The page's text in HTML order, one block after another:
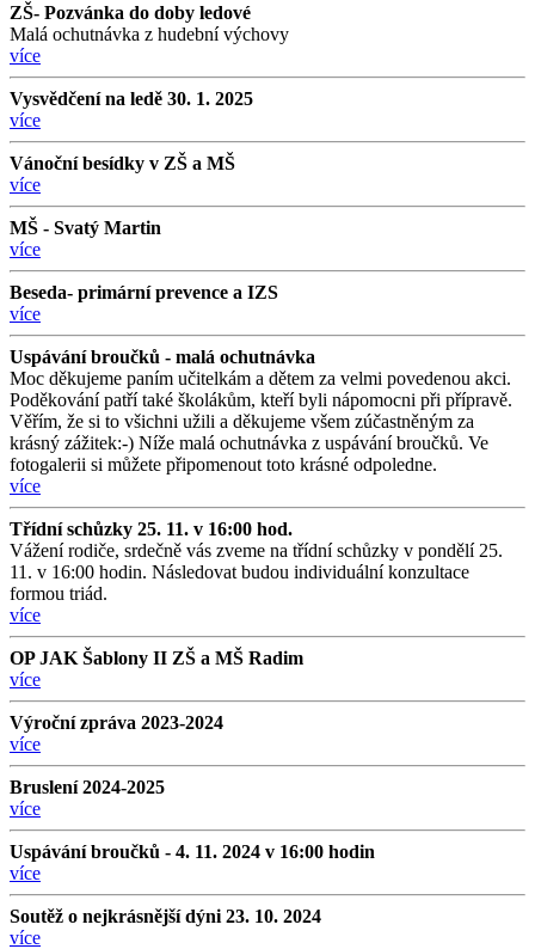
ZŠ- Pozvánka do doby ledové
Malá ochutnávka z hudební výchovy
více
Vysvědčení na ledě 30. 1. 2025
více
Vánoční besídky v ZŠ a MŠ
více
MŠ - Svatý Martin
více
Beseda- primární prevence a IZS
více
Uspávání broučků - malá ochutnávka
Moc děkujeme paním učitelkám a dětem za velmi povedenou akci.
Poděkování patří také školákům, kteří byli nápomocni při přípravě.
Věřím, že si to všichni užili a děkujeme všem zúčastněným za
krásný zážitek:-) Níže malá ochutnávka z uspávání broučků. Ve
fotogalerii si můžete připomenout toto krásné odpoledne.
více
Třídní schůzky 25. 11. v 16:00 hod.
Vážení rodiče, srdečně vás zveme na třídní schůzky v pondělí 25.
11. v 16:00 hodin. Následovat budou individuální konzultace
formou triád.
více
OP JAK Šablony II ZŠ a MŠ Radim
více
Výroční zpráva 2023-2024
více
Bruslení 2024-2025
více
Uspávání broučků - 4. 11. 2024 v 16:00 hodin
více
Soutěž o nejkrásnější dýni 23. 10. 2024
více